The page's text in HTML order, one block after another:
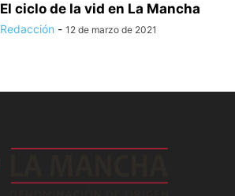
El ciclo de la vid en La Mancha
Redacción - 12 de marzo de 2021